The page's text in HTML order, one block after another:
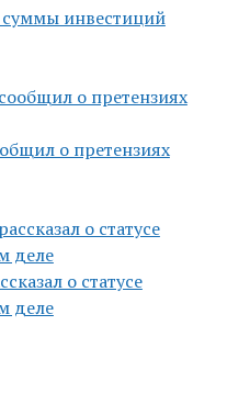
суммы инвестиций
о претензиях
о статусе
деле